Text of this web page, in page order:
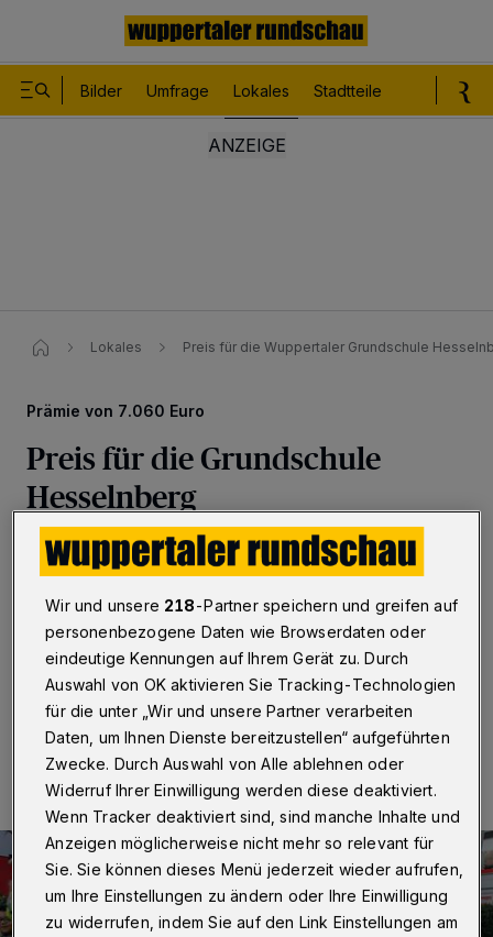
Bilder Umfrage Lokales Stadtteile
Lokales Preis für die Wuppertaler Grundschule
Prämie von 7.060 Euro
Preis für die Grundschule
Hesselnberg
Wuppertal · Die Unfallkasse NRW hat den diesjährigen
Schulentwicklungspreis verliehen. Zu den
Ausgezeichneten gehört auch die OGGS Hesselnberg.
Als „Gute gesunde Schule“ erhielt sie eine Prämie in
Höhe von 7.060 Euro.
16.11.2022 , 13:31 Uhr Eine Minute Lesezeit
Wir und unsere 218-Partner speichern und greifen auf
personenbezogene Daten wie Browserdaten oder
eindeutige Kennungen auf Ihrem Gerät zu. Durch
Auswahl von OK aktivieren Sie Tracking-Technologien
für die unter „Wir und unsere Partner verarbeiten
Daten, um Ihnen Dienste bereitzustellen“ aufgeführten
Zwecke. Durch Auswahl von Alle ablehnen oder
Widerruf Ihrer Einwilligung werden diese deaktiviert.
Wenn Tracker deaktiviert sind, sind manche Inhalte und
Anzeigen möglicherweise nicht mehr so relevant für
Sie. Sie können dieses Menü jederzeit wieder aufrufen,
um Ihre Einstellungen zu ändern oder Ihre Einwilligung
zu widerrufen, indem Sie auf den Link Einstellungen am